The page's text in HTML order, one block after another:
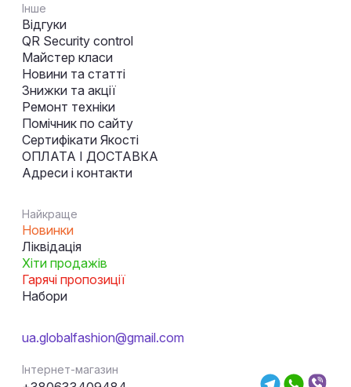
Інше
Відгуки
QR Security control
Майстер класи
Новини та статті
Знижки та акції
Ремонт техніки
Помічник по сайту
Сертифікати Якості
ОПЛАТА І ДОСТАВКА
Адреси і контакти
Найкраще
Новинки
Ліквідація
Хіти продажів
Гарячі пропозиції
Набори
ua.globalfashion@gmail.com
Інтернет-магазин